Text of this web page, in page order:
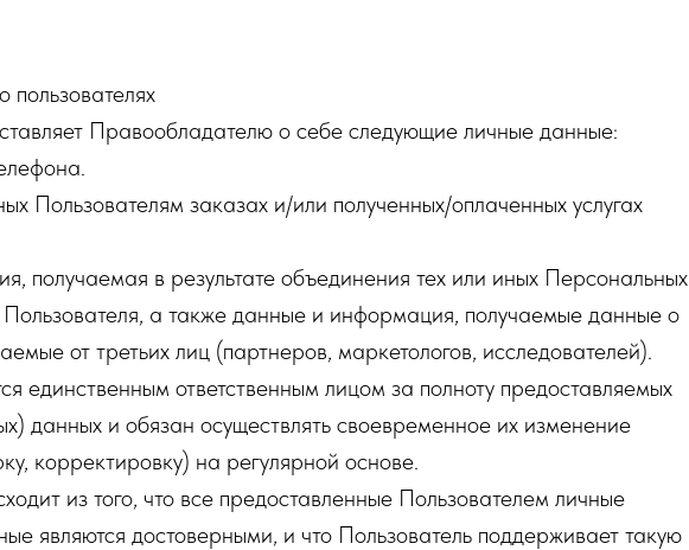
Правообладателю о себе следующие личные данные:
Пользователям заказах и/или полученных/оплаченных услугах
получаемая в результате объединения тех или иных Персональных
Пользователя, а также данные и информация, получаемые данные о
от третьих лиц (партнеров, маркетологов, исследователей).
единственным ответственным лицом за полноту предоставляемых
данных и обязан осуществлять своевременное их изменение
корректировку) на регулярной основе.
из того, что все предоставленные Пользователем личные
являются достоверными, и что Пользователь поддерживает такую